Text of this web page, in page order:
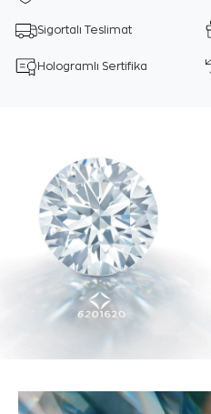
Sigortalı Teslimat
Hologramlı Sertifika